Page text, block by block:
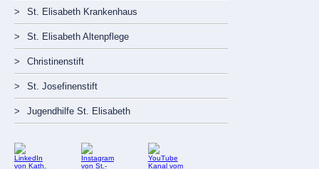
St. Elisabeth Krankenhaus
St. Elisabeth Altenpflege
Christinenstift
St. Josefinenstift
Jugendhilfe St. Elisabeth